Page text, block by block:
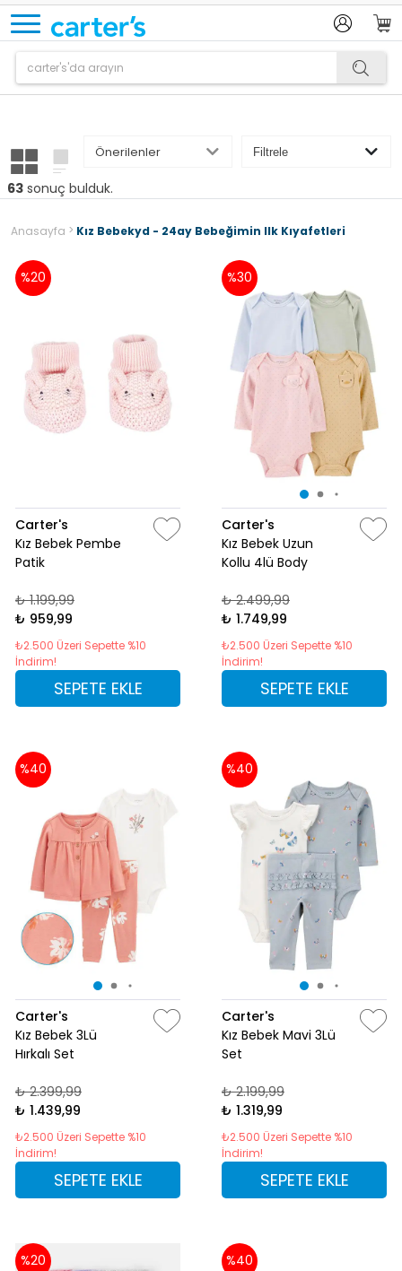
Anasayfa > Kız Bebekyd - 24ay Bebeğimin Ilk Kıyafetleri
63 sonuç bulduk.
%20
Carter's
Kız Bebek Pembe
Patik
₺ 1.199,99
₺ 959,99
₺2.500 Üzeri Sepette %10
İndirim!
SEPETE EKLE
%30
Carter's
Kız Bebek Uzun
Kollu 4lü Body
₺ 2.499,99
₺ 1.749,99
₺2.500 Üzeri Sepette %10
İndirim!
SEPETE EKLE
%40
Carter's
Kız Bebek 3Lü
Hırkalı Set
₺ 2.399,99
₺ 1.439,99
₺2.500 Üzeri Sepette %10
İndirim!
SEPETE EKLE
%40
Carter's
Kız Bebek Mavi 3Lü
Set
₺ 2.199,99
₺ 1.319,99
₺2.500 Üzeri Sepette %10
İndirim!
SEPETE EKLE
%20 %40
Ürün sepetinize eklenmiştir.